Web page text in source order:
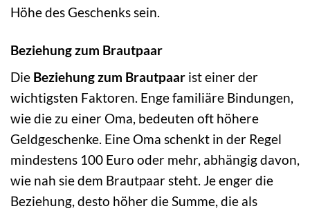
Höhe des Geschenks sein.
Beziehung zum Brautpaar
Die Beziehung zum Brautpaar ist einer der
wichtigsten Faktoren. Enge familiäre Bindungen,
wie die zu einer Oma, bedeuten oft höhere
Geldgeschenke. Eine Oma schenkt in der Regel
mindestens 100 Euro oder mehr, abhängig davon,
wie nah sie dem Brautpaar steht. Je enger die
Beziehung, desto höher die Summe, die als